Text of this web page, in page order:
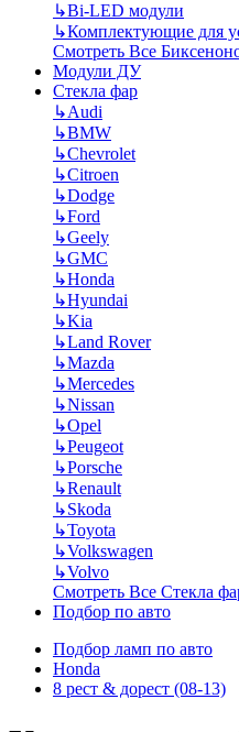
↳Bi-LED модули
↳Комплектующие для
Смотреть Все
Модули ДУ
Стекла фар
↳Audi
↳BMW
↳Chevrolet
↳Citroen
↳Dodge
↳Ford
↳Geely
↳GMC
↳Honda
↳Hyundai
↳Kia
↳Land Rover
↳Mazda
↳Mercedes
↳Nissan
↳Opel
↳Peugeot
↳Porsche
↳Renault
↳Skoda
↳Toyota
↳Volkswagen
↳Volvo
Смотреть Все Стекла
Подбор по авто
Подбор ламп по авто
Honda
8 рест & дорест (08-13)